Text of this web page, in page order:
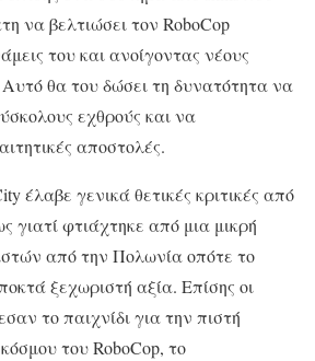
να βελτιώσει τον RoboCop
του και ανοίγοντας νέους
θα του δώσει τη δυνατότητα να
εχθρούς και να
αποστολές.
έλαβε γενικά θετικές κριτικές από
γιατί φτιάχτηκε από μια μικρή
από την Πολωνία οπότε το
ξεχωριστή αξία. Επίσης οι
το παιχνίδι για την πιστή
του RoboCop, το